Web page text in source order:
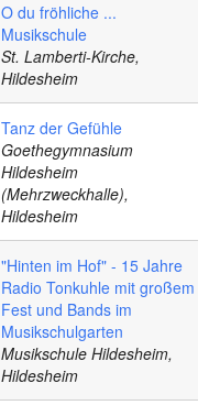
O du fröhliche ...
Musikschule
St. Lamberti-Kirche,
Hildesheim
Tanz der Gefühle
Goethegymnasium
Hildesheim
(Mehrzweckhalle),
Hildesheim
"Hinten im Hof" - 15 Jahre
Radio Tonkuhle mit großem
Fest und Bands im
Musikschulgarten
Musikschule Hildesheim,
Hildesheim